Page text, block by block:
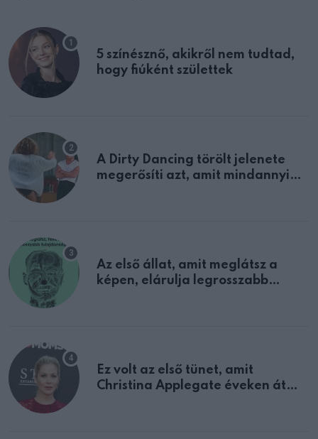
5 színésznő, akikről nem tudtad,
hogy fiúként születtek
A Dirty Dancing törölt jelenete
megerősíti azt, amit mindannyian
Az első állat, amit meglátsz a
képen, elárulja legrosszabb
Ez volt az első tünet, amit
Christina Applegate éveken át